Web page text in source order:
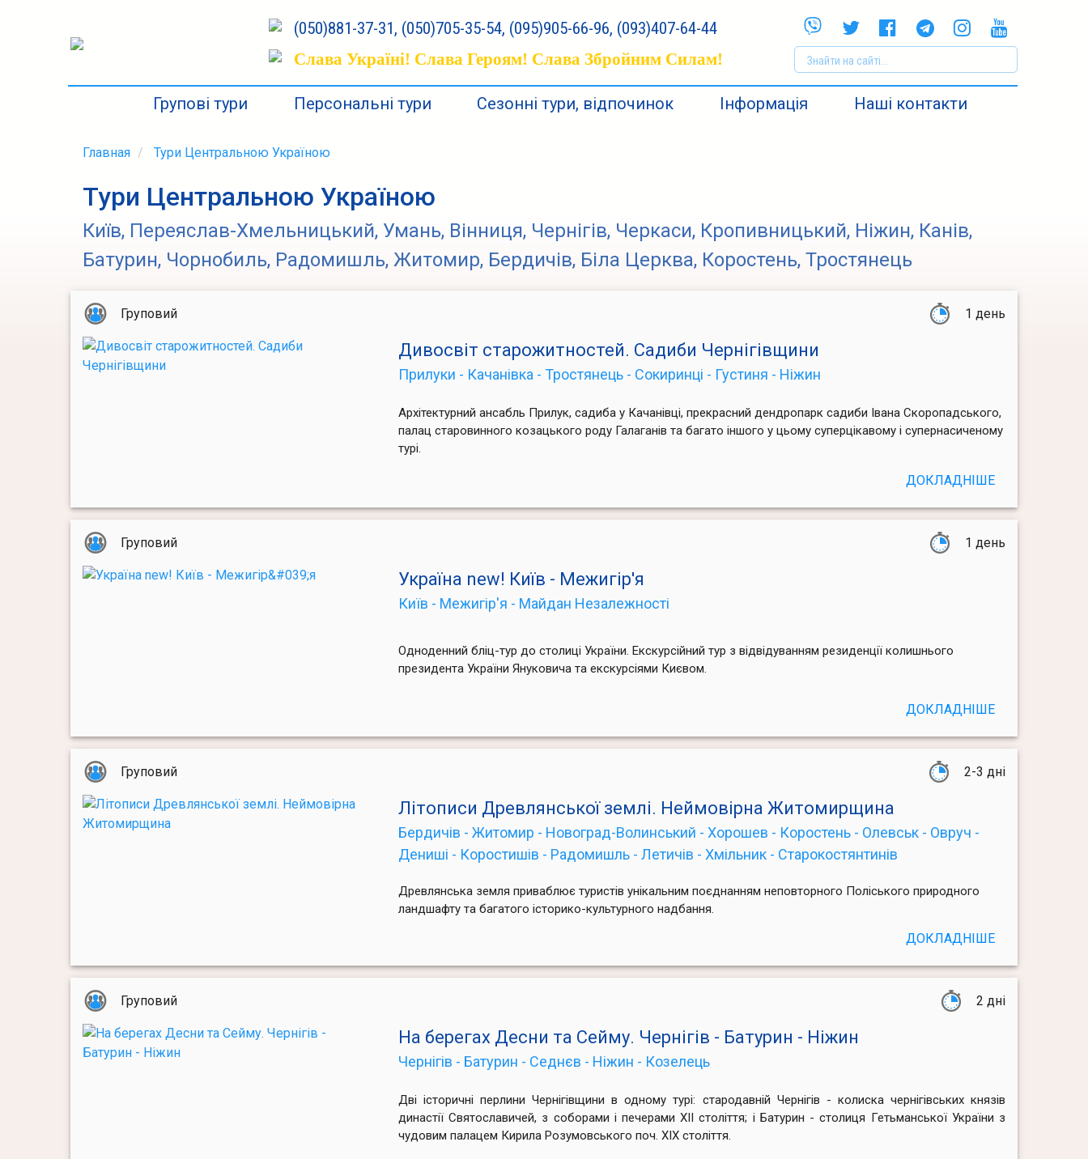
(050)881-37-31, (050)705-35-54, (095)905-66-96, (093)407-64-44
Слава Україні! Слава Героям! Слава Збройним Силам!
Групові тури Персональні тури Сезонні тури, відпочинок Інформація Наші контакти
Главная Тури Центральною Україною
Тури Центральною Україною
Київ, Переяслав-Хмельницький, Умань, Вінниця, Чернігів, Черкаси, Кропивницький, Ніжин, Канів,
Батурин, Чорнобиль, Радомишль, Житомир, Бердичів, Біла Церква, Коростень, Тростянець
Груповий 1 день
Дивосвіт старожитностей. Садиби Чернігівщини
Прилуки - Качанівка - Тростянець - Сокиринці - Густиня - Ніжин
Архітектурний ансабль Прилук, садиба у Качанівці, прекрасний дендропарк садиби Івана Скоропадського,
палац старовинного козацького роду Галаганів та багато іншого у цьому суперцікавому і супернасиченому
турі.
ДОКЛАДНІШЕ
Груповий 1 день
Україна new! Київ - Межигір'я
Київ - Межигір'я - Майдан Незалежності
Одноденний бліц-тур до столиці України. Екскурсійний тур з відвідуванням резиденції колишнього
президента України Януковича та екскурсіями Києвом.
ДОКЛАДНІШЕ
Груповий 2-3 дні
Літописи Древлянської землі. Неймовірна Житомирщина
Бердичів - Житомир - Новоград-Волинський - Хорошев - Коростень - Олевськ - Овруч -
Дениші - Коростишів - Радомишль - Летичів - Хмільник - Старокостянтинів
Древлянська земля приваблює туристів унікальним поєднанням неповторного Поліського природного
ландшафту та багатого історико-культурного надбання.
ДОКЛАДНІШЕ
Груповий 2 дні
На берегах Десни та Сейму. Чернігів - Батурин - Ніжин
Чернігів - Батурин - Седнєв - Ніжин - Козелець
Дві історичні перлини Чернігівщини в одному турі: стародавній Чернігів - колиска чернігівських князів
династії Святославичей, з соборами і печерами XII століття; і Батурин - столиця Гетьманської України з
чудовим палацем Кирила Розумовського поч. XIX століття.